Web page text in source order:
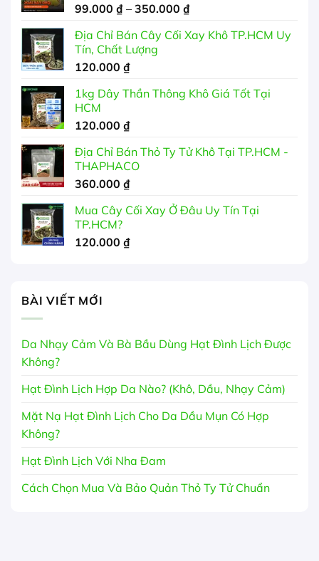
99.000 ₫ – 350.000 ₫Khoảng
từ
Địa Chỉ Bán Cây Cối Xay Khô TP.HCM Uy
Tín, Chất Lượng
120.000 ₫
1kg Dây Thần Thông Khô Giá Tốt Tại
HCM
120.000 ₫
Địa Chỉ Bán Thỏ Ty Tử Khô Tại TP.HCM -
THAPHACO
360.000 ₫
Mua Cây Cối Xay Ở Đâu Uy Tín Tại
TP.HCM?
120.000 ₫
BÀI VIẾT MỚI
Da Nhạy Cảm Và Bà Bầu Dùng Hạt Đình Lịch Được
Không?
Hạt Đình Lịch Hợp Da Nào? (Khô, Dầu, Nhạy Cảm)
Mặt Nạ Hạt Đình Lịch Cho Da Dầu Mụn Có Hợp
Không?
Hạt Đình Lịch Với Nha Đam
Cách Chọn Mua Và Bảo Quản Thỏ Ty Tử Chuẩn